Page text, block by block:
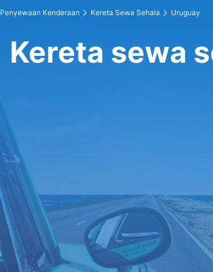
Penyewaan Kenderaan Kereta Sewa Sehala Uruguay
Kereta sewa